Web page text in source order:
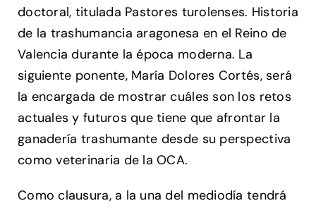
doctoral, titulada Pastores turolenses. Historia
de la trashumancia aragonesa en el Reino de
Valencia durante la época moderna. La
siguiente ponente, María Dolores Cortés, será
la encargada de mostrar cuáles son los retos
actuales y futuros que tiene que afrontar la
ganadería trashumante desde su perspectiva
como veterinaria de la OCA.
Como clausura, a la una del mediodía tendrá